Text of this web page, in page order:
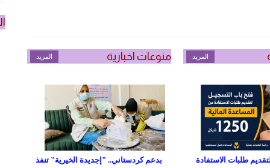
المزيد
طلبات الاستفادة
منوعات اخبارية المزيد
بدعم كردستاني.. "إجديدة الخيرية" تنفذ